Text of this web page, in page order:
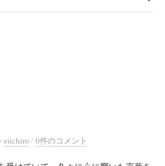
eiichiro /0件のコメント